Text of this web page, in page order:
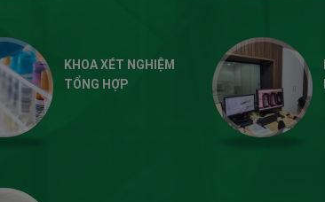
KHOA XÉT NGHIỆM
TỔNG HỢP